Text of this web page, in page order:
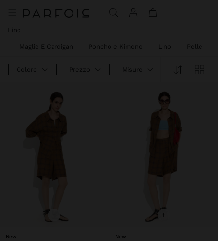
Lino
Maglie E Cardigan Poncho e Kimono Lino Pelle
Colore Prezzo Misure Online
+
New
+
New